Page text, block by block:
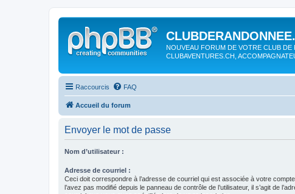
NOUVEAU FORUM DE VOTRE CLUB DE
CLUBAVENTURES.CH,
Raccourcis FAQ
Accueil du forum
Envoyer le mot de passe
Nom d’utilisateur :
Adresse de courriel :
Ceci doit correspondre à l’adresse de courriel qui est associée à votre
l’avez pas modifié depuis le panneau de contrôle de l’utilisateur, il s’agit de